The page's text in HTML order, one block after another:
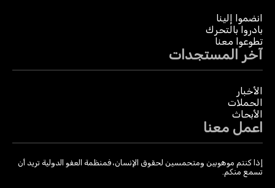
انضموا إلينا
بادروا بالتحرك
تطوعوا معنا
آخر المستجدات
الأخبار
الحملات
الأبحاث
اعمل معنا
إذا كنتم موهوبين ومتحمسين لحقوق الإنسان، فمنظمة العفو الدولية تريد أن
تسمع منكم.